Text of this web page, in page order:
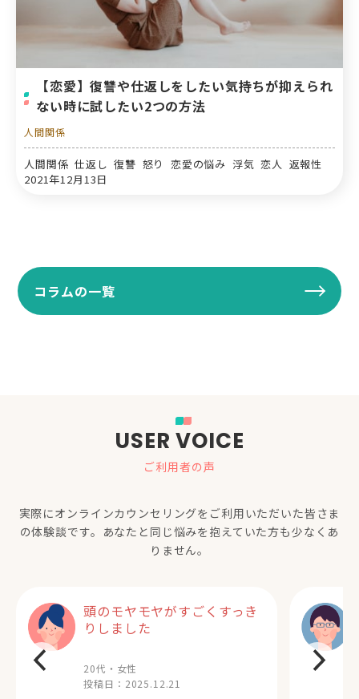
【恋愛】復讐や仕返しをしたい気持ちが抑えられ
ない時に試したい2つの方法
人間関係
人間関係 仕返し 復讐 怒り 恋愛の悩み 浮気 恋人 返報性
2021年12月13日
コラムの一覧
USER VOICE
ご利用者の声
実際にオンラインカウンセリングをご利用いただいた皆さま
の体験談です。あなたと同じ悩みを抱えていた方も少なくあ
りません。
頭のモヤモヤがすごくすっき
りしました
20代・女性
投稿日： 2025.12.21